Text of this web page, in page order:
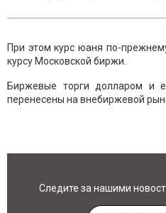
При этом курс юаня по-
курсу Московской биржи.
Биржевые торги долларом и
перенесены на внебиржевой
Следите за нашими